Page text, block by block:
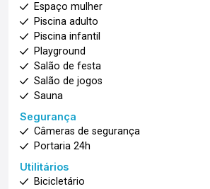
Espaço mulher
Piscina adulto
Piscina infantil
Playground
Salão de festa
Salão de jogos
Sauna
Segurança
Câmeras de segurança
Portaria 24h
Utilitários
Bicicletário